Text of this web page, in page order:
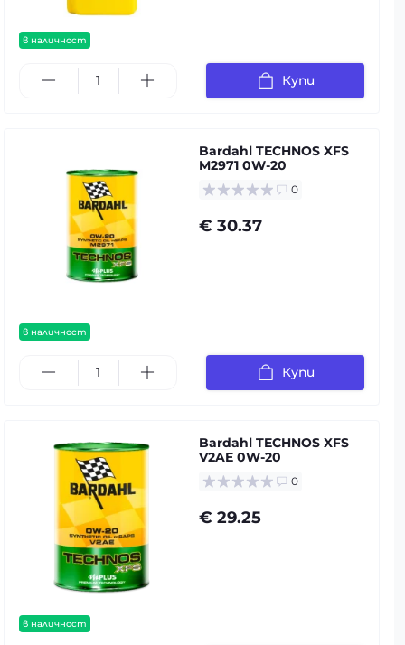
в наличност
Купи
в наличност
Bardahl TECHNOS XFS
M2971 0W-20
0
€ 30.37
Купи
в наличност
Bardahl TECHNOS XFS
V2AE 0W-20
0
€ 29.25